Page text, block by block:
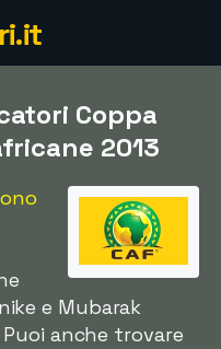
Coppa
2013
e Mubarak
anche trovare